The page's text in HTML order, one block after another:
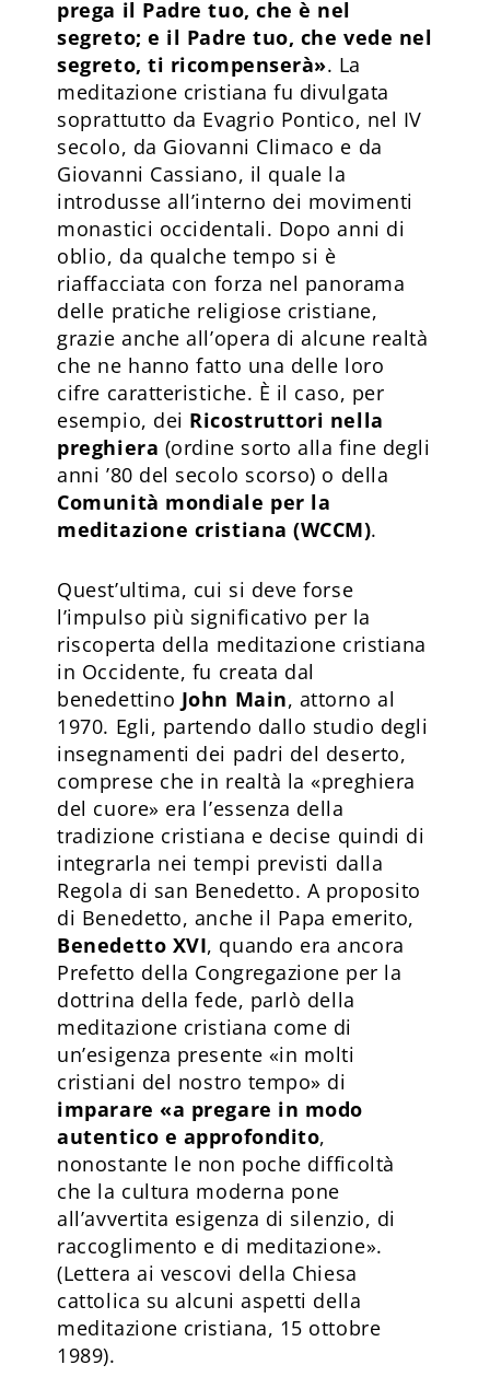
prega il Padre tuo, che è nel
segreto; e il Padre tuo, che vede nel
segreto, ti ricompenserà». La
meditazione cristiana fu divulgata
soprattutto da Evagrio Pontico, nel IV
secolo, da Giovanni Climaco e da
Giovanni Cassiano, il quale la
introdusse all’interno dei movimenti
monastici occidentali. Dopo anni di
oblio, da qualche tempo si è
riaffacciata con forza nel panorama
delle pratiche religiose cristiane,
grazie anche all’opera di alcune realtà
che ne hanno fatto una delle loro
cifre caratteristiche. È il caso, per
esempio, dei Ricostruttori nella
preghiera (ordine sorto alla fine degli
anni ’80 del secolo scorso) o della
Comunità mondiale per la
meditazione cristiana (WCCM).
Quest’ultima, cui si deve forse
l’impulso più significativo per la
riscoperta della meditazione cristiana
in Occidente, fu creata dal
benedettino John Main, attorno al
1970. Egli, partendo dallo studio degli
insegnamenti dei padri del deserto,
comprese che in realtà la «preghiera
del cuore» era l’essenza della
tradizione cristiana e decise quindi di
integrarla nei tempi previsti dalla
Regola di san Benedetto. A proposito
di Benedetto, anche il Papa emerito,
Benedetto XVI, quando era ancora
Prefetto della Congregazione per la
dottrina della fede, parlò della
meditazione cristiana come di
un’esigenza presente «in molti
cristiani del nostro tempo» di
imparare «a pregare in modo
autentico e approfondito,
nonostante le non poche difficoltà
che la cultura moderna pone
all’avvertita esigenza di silenzio, di
raccoglimento e di meditazione».
(Lettera ai vescovi della Chiesa
cattolica su alcuni aspetti della
meditazione cristiana, 15 ottobre
1989).